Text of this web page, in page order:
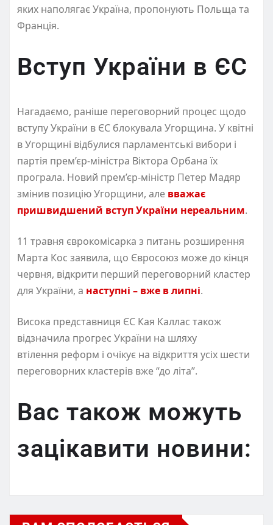
яких наполягає Україна, пропонують Польща та
Франція.
Вступ України в ЄС
Нагадаємо, раніше переговорний процес щодо
вступу України в ЄС блокувала Угорщина. У квітні
в Угорщині відбулися парламентські вибори і
партія прем’єр-міністра Віктора Орбана їх
програла. Новий прем’єр-міністр Петер Мадяр
змінив позицію Угорщини, але вважає
пришвидшений вступ України нереальним.
11 травня єврокомісарка з питань розширення
Марта Кос заявила, що Євросоюз може до кінця
червня, відкрити перший переговорний кластер
для України, а наступні – вже в липні.
Висока представниця ЄС Кая Каллас також
відзначила прогрес України на шляху
втілення реформ і очікує на відкриття усіх шести
переговорних кластерів вже “до літа”.
Вас також можуть
зацікавити новини: